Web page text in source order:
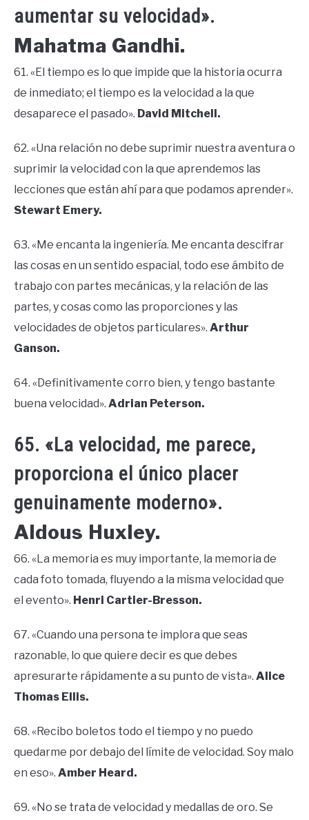
aumentar su velocidad».
Mahatma Gandhi.
61. «El tiempo es lo que impide que la historia ocurra
de inmediato; el tiempo es la velocidad a la que
desaparece el pasado». David Mitchell.
62. «Una relación no debe suprimir nuestra aventura o
suprimir la velocidad con la que aprendemos las
lecciones que están ahí para que podamos aprender».
Stewart Emery.
63. «Me encanta la ingeniería. Me encanta descifrar
las cosas en un sentido espacial, todo ese ámbito de
trabajo con partes mecánicas, y la relación de las
partes, y cosas como las proporciones y las
velocidades de objetos particulares». Arthur
Ganson.
64. «Definitivamente corro bien, y tengo bastante
buena velocidad». Adrian Peterson.
65. «La velocidad, me parece,
proporciona el único placer
genuinamente moderno».
Aldous Huxley.
66. «La memoria es muy importante, la memoria de
cada foto tomada, fluyendo a la misma velocidad que
el evento». Henri Cartier-Bresson.
67. «Cuando una persona te implora que seas
razonable, lo que quiere decir es que debes
apresurarte rápidamente a su punto de vista». Alice
Thomas Ellis.
68. «Recibo boletos todo el tiempo y no puedo
quedarme por debajo del límite de velocidad. Soy malo
en eso». Amber Heard.
69. «No se trata de velocidad y medallas de oro. Se